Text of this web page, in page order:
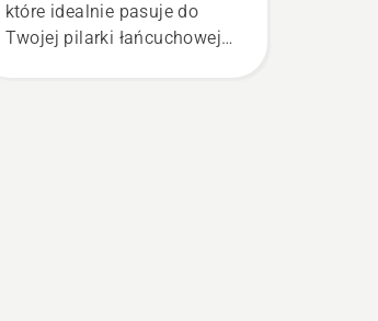
które idealnie pasuje do
Twojej pilarki łańcuchowej